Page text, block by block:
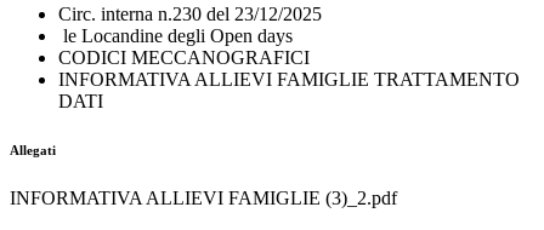
Circ. interna n.230 del 23/12/2025
le Locandine degli Open days
CODICI MECCANOGRAFICI
INFORMATIVA ALLIEVI FAMIGLIE TRATTAMENTO
DATI
Allegati
INFORMATIVA ALLIEVI FAMIGLIE (3)_2.pdf